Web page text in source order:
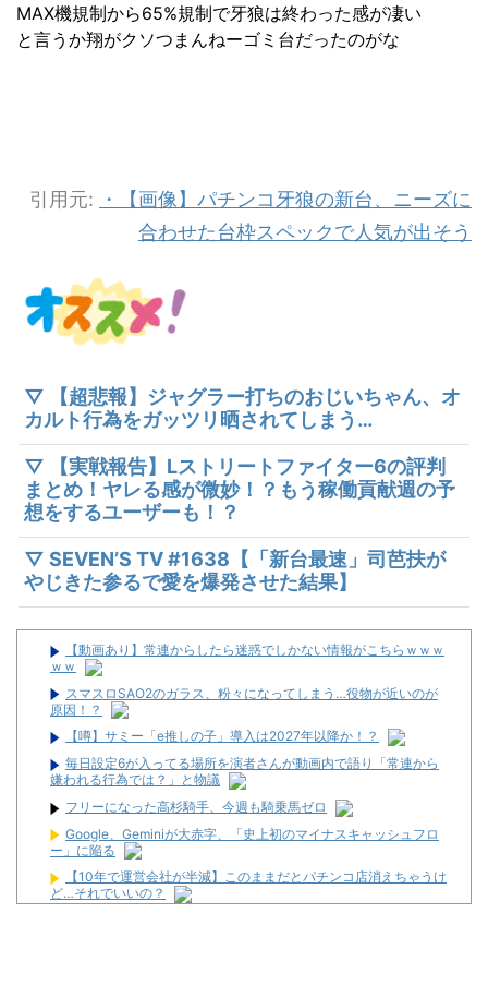
MAX機規制から65%規制で牙狼は終わった感が凄い
と言うか翔がクソつまんねーゴミ台だったのがな
引用元:
・【画像】パチンコ牙狼の新台、ニーズに
合わせた台枠スペックで人気が出そう
▽ 【超悲報】ジャグラー打ちのおじいちゃん、オ
カルト行為をガッツリ晒されてしまう…
▽ 【実戦報告】Lストリートファイター6の評判
まとめ！ヤレる感が微妙！？もう稼働貢献週の予
想をするユーザーも！？
▽ SEVEN’S TV #1638【「新台最速」司芭扶が
やじきた参るで愛を爆発させた結果】
【動画あり】常連からしたら迷惑でしかない情報がこちらｗｗｗ
ｗｗ
スマスロSAO2のガラス、粉々になってしまう…役物が近いのが
原因！？
【噂】サミー「e推しの子」導入は2027年以降か！？
毎日設定6が入ってる場所を演者さんが動画内で語り「常連から
嫌われる行為では？」と物議
フリーになった高杉騎手、今週も騎乗馬ゼロ
Google、Geminiが大赤字、「史上初のマイナスキャッシュフロ
ー」に陥る
【10年で運営会社が半減】このままだとパチンコ店消えちゃうけ
ど…それでいいの？